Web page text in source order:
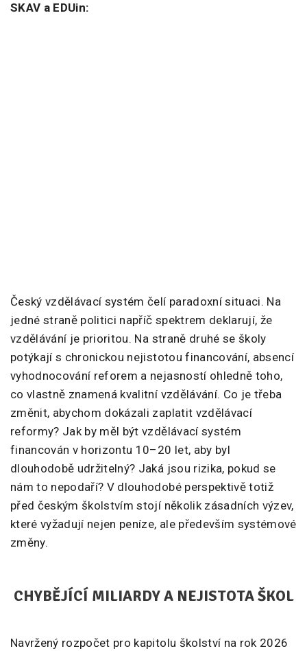
SKAV a EDUin:
Český vzdělávací systém čelí paradoxní situaci. Na
jedné straně politici napříč spektrem deklarují, že
vzdělávání je prioritou. Na straně druhé se školy
potýkají s chronickou nejistotou financování, absencí
vyhodnocování reforem a nejasností ohledně toho,
co vlastně znamená kvalitní vzdělávání. Co je třeba
změnit, abychom dokázali zaplatit vzdělávací
reformy? Jak by měl být vzdělávací systém
financován v horizontu 10–20 let, aby byl
dlouhodobě udržitelný? Jaká jsou rizika, pokud se
nám to nepodaří? V dlouhodobé perspektivě totiž
před českým školstvím stojí několik zásadních výzev,
které vyžadují nejen peníze, ale především systémové
změny.
CHYBĚJÍCÍ MILIARDY A NEJISTOTA ŠKOL
Navržený rozpočet pro kapitolu školství na rok 2026